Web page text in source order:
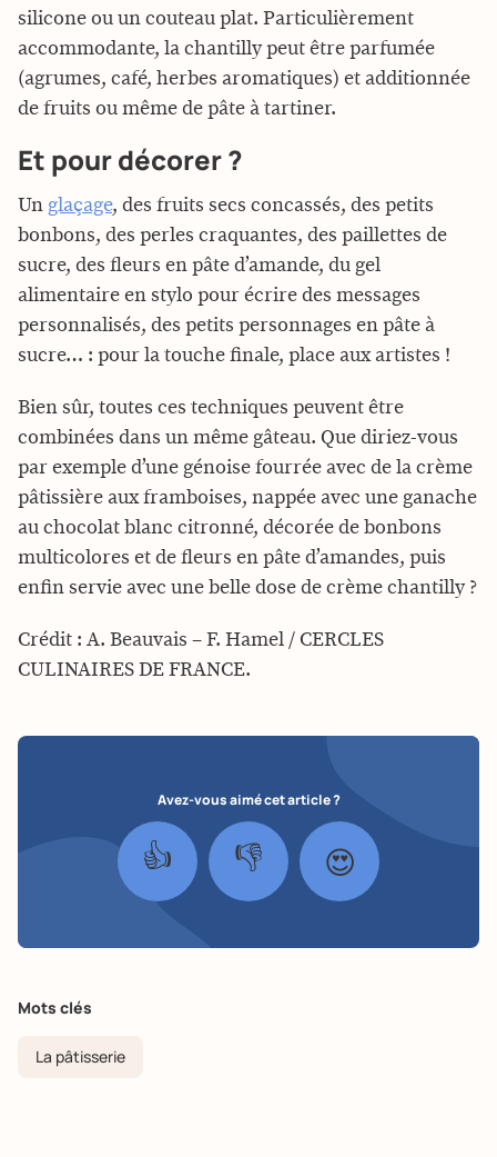
silicone ou un couteau plat. Particulièrement
accommodante, la chantilly peut être parfumée
(agrumes, café, herbes aromatiques) et additionnée
de fruits ou même de pâte à tartiner.
Et pour décorer ?
Un glaçage, des fruits secs concassés, des petits
bonbons, des perles craquantes, des paillettes de
sucre, des fleurs en pâte d’amande, du gel
alimentaire en stylo pour écrire des messages
personnalisés, des petits personnages en pâte à
sucre… : pour la touche finale, place aux artistes !
Bien sûr, toutes ces techniques peuvent être
combinées dans un même gâteau. Que diriez-vous
par exemple d’une génoise fourrée avec de la crème
pâtissière aux framboises, nappée avec une ganache
au chocolat blanc citronné, décorée de bonbons
multicolores et de fleurs en pâte d’amandes, puis
enfin servie avec une belle dose de crème chantilly ?
Crédit : A. Beauvais – F. Hamel / CERCLES
CULINAIRES DE FRANCE.
Avez-vous aimé cet article ?
👍 👎 😍
Mots clés
La pâtisserie